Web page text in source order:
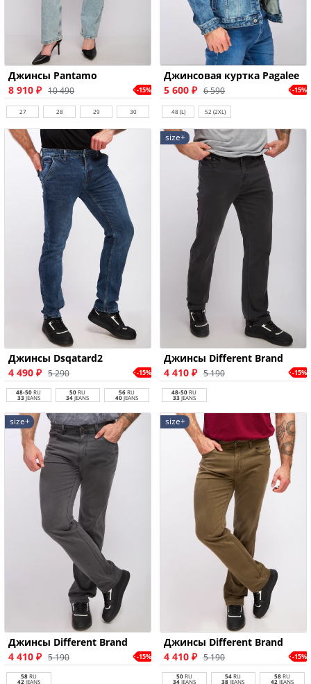
Джинсы Pantamo
8 910 ₽ 10 490 -15%
27 28 29 30
Джинсовая куртка Pagalee
5 600 ₽ 6 590 -15%
48 (L) 52 (2XL)
Джинсы Dsqatard2
4 490 ₽ 5 290 -15%
48-50RU
33JEANS
50RU
34JEANS
56RU
40JEANS
size+
Джинсы Different Brand
4 410 ₽ 5 190 -15%
48-50RU
33JEANS
size+
Джинсы Different Brand
4 410 ₽ 5 190 -15%
58RU
42JEANS
size+
Джинсы Different Brand
4 410 ₽ 5 190 -15%
50RU
34JEANS
54RU
38JEANS
58RU
42JEANS